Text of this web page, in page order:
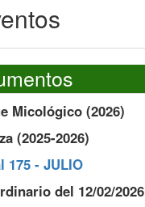
Micológico (2026)
(2025-2026)
175 - JULIO
del 12/02/2026